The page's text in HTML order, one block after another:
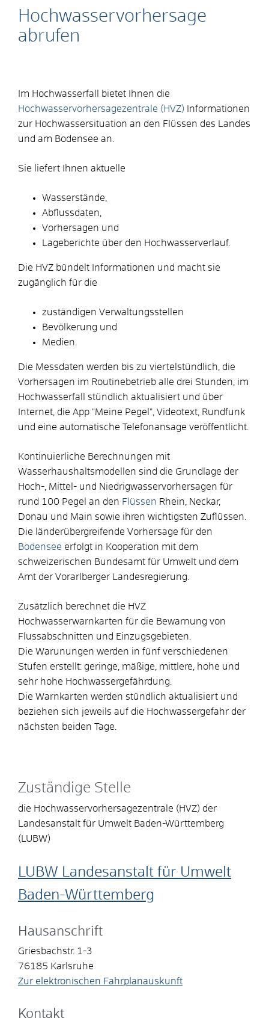
Hochwasservorhersage
abrufen
Im Hochwasserfall bietet Ihnen die
Hochwasservorhersagezentrale (HVZ) Informationen
zur Hochwassersituation an den Flüssen des Landes
und am Bodensee an.
Sie liefert Ihnen aktuelle
Wasserstände,
Abflussdaten,
Vorhersagen und
Lageberichte über den Hochwasserverlauf.
Die HVZ bündelt Informationen und macht sie
zugänglich für die
zuständigen Verwaltungsstellen
Bevölkerung und
Medien.
Die Messdaten werden bis zu viertelstündlich, die
Vorhersagen im Routinebetrieb alle drei Stunden, im
Hochwasserfall stündlich aktualisiert und über
Internet, die App "Meine Pegel", Videotext, Rundfunk
und eine automatische Telefonansage veröffentlicht.
Kontinuierliche Berechnungen mit
Wasserhaushaltsmodellen sind die Grundlage der
Hoch-, Mittel- und Niedrigwasservorhersagen für
rund 100 Pegel an den Flüssen Rhein, Neckar,
Donau und Main sowie ihren wichtigsten Zuflüssen.
Die länderübergreifende Vorhersage für den
Bodensee erfolgt in Kooperation mit dem
schweizerischen Bundesamt für Umwelt und dem
Amt der Vorarlberger Landesregierung.
Zusätzlich berechnet die HVZ
Hochwasserwarnkarten für die Bewarnung von
Flussabschnitten und Einzugsgebieten
Die Warunungen werden in fünf verschiedenen
Stufen erstellt: geringe, mäßige, mittlere, hohe und
sehr hohe Hochwassergefährdung.
Die Warnkarten werden stündlich aktualisiert und
beziehen sich jeweils auf die Hochwassergefahr der
nächsten beiden Tage.
Zuständige Stelle
die Hochwasservorhersagezentrale (HVZ) der
Landesanstalt für Umwelt Baden-Württemberg
(LUBW)
LUBW Landesanstalt für Umwelt
Baden-Württemberg
Hausanschrift
Griesbachstr. 1-3
76185 Karlsruhe
Zur elektronischen Fahrplanauskunft
Kontakt